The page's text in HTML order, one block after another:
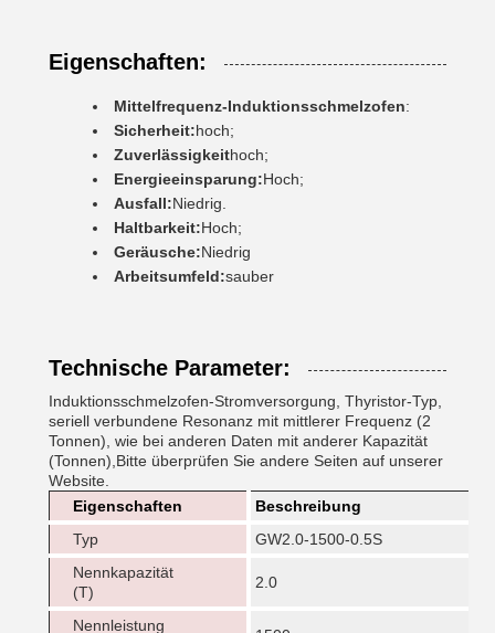
Eigenschaften:
Mittelfrequenz-Induktionsschmelzofen:
Sicherheit:hoch;
Zuverlässigkeithoch;
Energieeinsparung:Hoch;
Ausfall:Niedrig.
Haltbarkeit:Hoch;
Geräusche:Niedrig
Arbeitsumfeld:sauber
Technische Parameter:
Induktionsschmelzofen-Stromversorgung, Thyristor-Typ,
seriell verbundene Resonanz mit mittlerer Frequenz (2
Tonnen), wie bei anderen Daten mit anderer Kapazität
(Tonnen),Bitte überprüfen Sie andere Seiten auf unserer
Website.
Eigenschaften
Beschreibung
Typ
GW2.0-1500-0.5S
Nennkapazität
(T)
2.0
Nennleistung